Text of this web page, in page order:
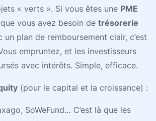
« verts ». Si vous êtes une PME
vous avez besoin de trésorerie
un plan de remboursement clair, c’est
empruntez, et les investisseurs
avec intérêts. Simple, efficace.
(pour le capital et la croissance) :
SoWeFund… C’est là que les